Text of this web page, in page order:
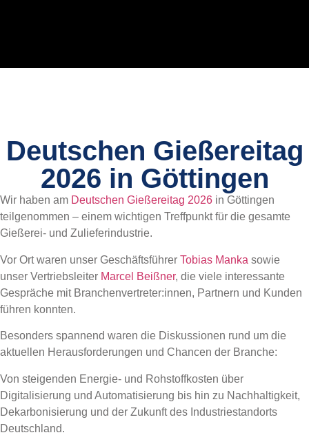
Deutschen Gießereitag
2026 in Göttingen
Wir haben am Deutschen Gießereitag 2026 in Göttingen
teilgenommen – einem wichtigen Treffpunkt für die gesamte
Gießerei- und Zulieferindustrie.
Vor Ort waren unser Geschäftsführer Tobias Manka sowie
unser Vertriebsleiter Marcel Beißner, die viele interessante
Gespräche mit Branchenvertreter:innen, Partnern und Kunden
führen konnten.
Besonders spannend waren die Diskussionen rund um die
aktuellen Herausforderungen und Chancen der Branche:
Von steigenden Energie- und Rohstoffkosten über
Digitalisierung und Automatisierung bis hin zu Nachhaltigkeit,
Dekarbonisierung und der Zukunft des Industriestandorts
Deutschland.